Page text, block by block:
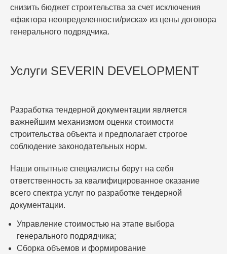
снизить бюджет строительства за счет исключения
«фактора неопределенности/риска» из цены договора
генерального подрядчика.
Услуги SEVERIN DEVELOPMENT
Разработка тендерной документации является
важнейшим механизмом оценки стоимости
строительства объекта и предполагает строгое
соблюдение законодательных норм.
Наши опытные специалисты берут на себя
ответственность за квалифицированное оказание
всего спектра услуг по разработке тендерной
документации.
Управление стоимостью на этапе выбора
генерального подрядчика;
Сборка объемов и формирование